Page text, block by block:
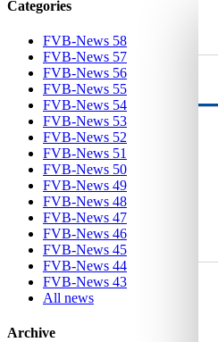
Categories
FVB-News 58
FVB-News 57
FVB-News 56
FVB-News 55
FVB-News 54
FVB-News 53
FVB-News 52
FVB-News 51
FVB-News 50
FVB-News 49
FVB-News 48
FVB-News 47
FVB-News 46
FVB-News 45
FVB-News 44
FVB-News 43
All news
Archive